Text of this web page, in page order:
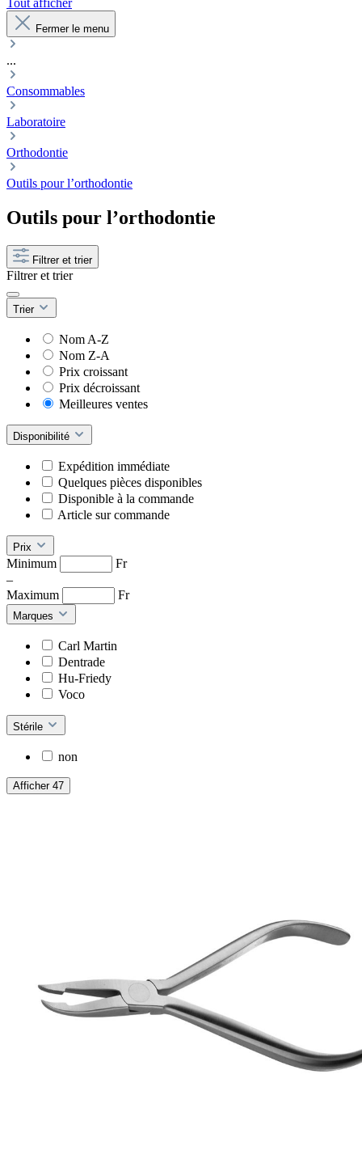
Tout afficher
Fermer le menu
...
Consommables
Laboratoire
Orthodontie
Outils pour l’orthodontie
Outils pour l’orthodontie
Filtrer et trier
Filtrer et trier
Trier
Nom A-Z
Nom Z-A
Prix croissant
Prix décroissant
Meilleures ventes
Disponibilité
Expédition immédiate
Quelques pièces disponibles
Disponible à la commande
Article sur commande
Prix
Minimum
Fr
–
Maximum
Fr
Marques
Carl Martin
Dentrade
Hu-Friedy
Voco
Stérile
non
Afficher 47